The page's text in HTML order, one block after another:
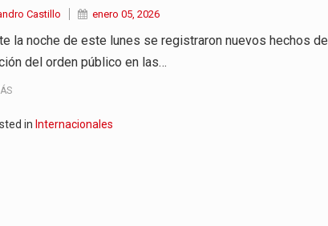
cumplieron los honores…
Espriella aseguró que durante…
de la Espriella,…
Gobierno con uno de…
Castillo enero 05, 2026
la noche de este lunes se registraron nuevos hechos de
del orden público en las…
in Internacionales